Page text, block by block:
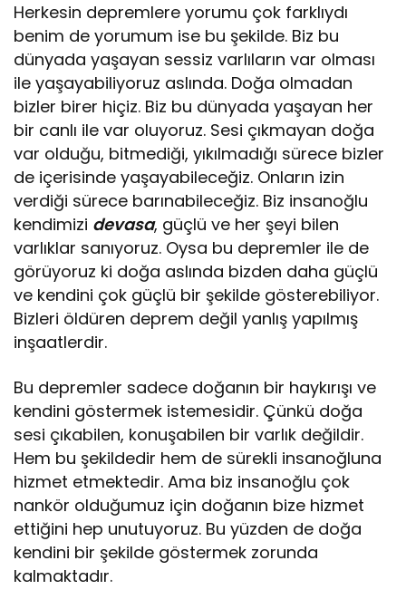
Herkesin depremlere yorumu çok farklıydı
benim de yorumum ise bu şekilde. Biz bu
dünyada yaşayan sessiz varlıların var olması
ile yaşayabiliyoruz aslında. Doğa olmadan
bizler birer hiçiz. Biz bu dünyada yaşayan her
bir canlı ile var oluyoruz. Sesi çıkmayan doğa
var olduğu, bitmediği, yıkılmadığı sürece bizler
de içerisinde yaşayabileceğiz. Onların izin
verdiği sürece barınabileceğiz. Biz insanoğlu
kendimizi devasa, güçlü ve her şeyi bilen
varlıklar sanıyoruz. Oysa bu depremler ile de
görüyoruz ki doğa aslında bizden daha güçlü
ve kendini çok güçlü bir şekilde gösterebiliyor.
Bizleri öldüren deprem değil yanlış yapılmış
inşaatlerdir.
Bu depremler sadece doğanın bir haykırışı ve
kendini göstermek istemesidir. Çünkü doğa
sesi çıkabilen, konuşabilen bir varlık değildir.
Hem bu şekildedir hem de sürekli insanoğluna
hizmet etmektedir. Ama biz insanoğlu çok
nankör olduğumuz için doğanın bize hizmet
ettiğini hep unutuyoruz. Bu yüzden de doğa
kendini bir şekilde göstermek zorunda
kalmaktadır.